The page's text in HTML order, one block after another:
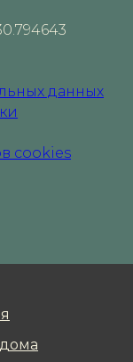
данных
cookies